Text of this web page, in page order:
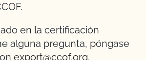
en la certificación
alguna pregunta, póngase
export@ccof.org.